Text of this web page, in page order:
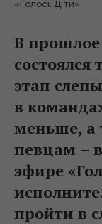
«Голосі. Діти»
В прошлое
этап
в
меньше, а
певцам –
эфире
пройти в